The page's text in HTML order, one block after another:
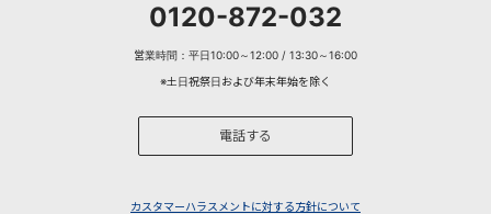
0120-872-032
営業時間：平日10:00～12:00 / 13:30～16:00
※土日祝祭日および年末年始を除く
電話する
カスタマーハラスメントに対する方針について